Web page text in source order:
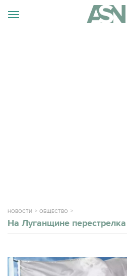
НОВОСТИ ОБЩЕСТВО
На Луганщине